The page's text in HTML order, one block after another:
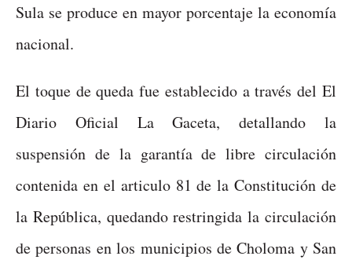
Sula se produce en mayor porcentaje la economía
nacional.
El toque de queda fue establecido a través del El
Diario Oficial La Gaceta, detallando la
suspensión de la garantía de libre circulación
contenida en el articulo 81 de la Constitución de
la República, quedando restringida la circulación
de personas en los municipios de Choloma y San